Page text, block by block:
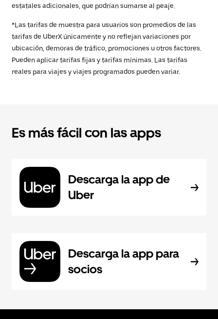
estatales adicionales, que podrían sumarse al peaje.
*Las tarifas de muestra para usuarios son promedios de las
tarifas de UberX únicamente y no reflejan variaciones por
ubicación, demoras de tráfico, promociones u otros factores.
Pueden aplicar tarifas fijas y tarifas mínimas. Las tarifas
reales para viajes y viajes programados pueden variar.
Es más fácil con las apps
Descarga la app de
Uber
Descarga la app para
socios